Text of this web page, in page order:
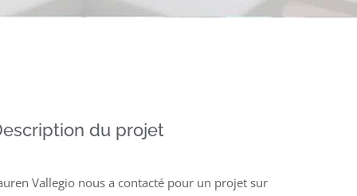
du projet
Vallegio nous a contacté pour un projet sur